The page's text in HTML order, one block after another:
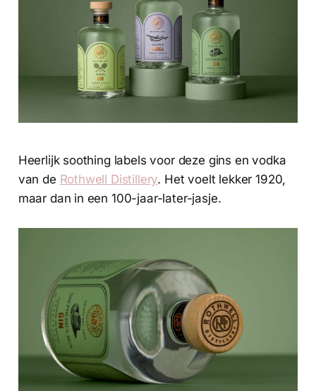
Heerlijk soothing labels voor deze gins en vodka
van de Rothwell Distillery. Het voelt lekker 1920,
maar dan in een 100-jaar-later-jasje.